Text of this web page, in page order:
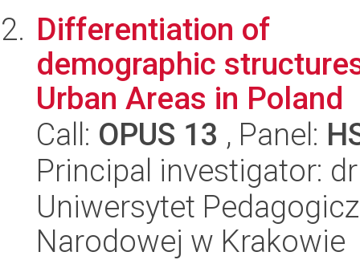
Differentiation of
demographic
Urban Areas in Poland
Call: OPUS 13 , Panel:
Principal investigator:
Uniwersytet
Narodowej w Krakowie